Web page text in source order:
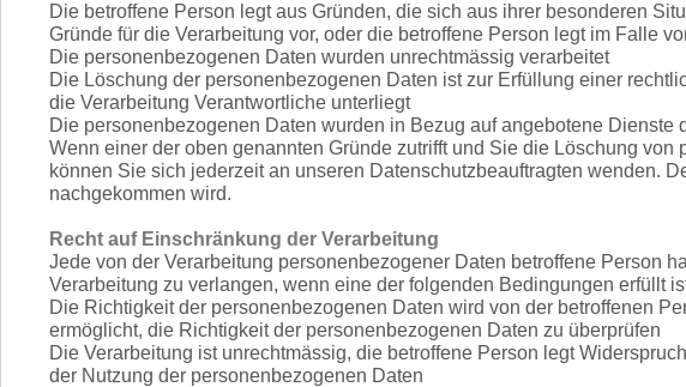
Die betroffene Person legt aus Gründen, die sich aus ihrer besonderen
Gründe für die Verarbeitung vor, oder die betroffene Person legt im Falle
Die personenbezogenen Daten wurden unrechtmässig verarbeitet
Die Löschung der personenbezogenen Daten ist zur Erfüllung einer
die Verarbeitung Verantwortliche unterliegt
Die personenbezogenen Daten wurden in Bezug auf angebotene
Wenn einer der oben genannten Gründe zutrifft und Sie die Löschung
können Sie sich jederzeit an unseren Datenschutzbeauftragten wenden.
nachgekommen wird.
Recht auf Einschränkung der Verarbeitung
Jede von der Verarbeitung personenbezogener Daten betroffene Person
Verarbeitung zu verlangen, wenn eine der folgenden Bedingungen erfüllt
Die Richtigkeit der personenbezogenen Daten wird von der betroffenen
ermöglicht, die Richtigkeit der personenbezogenen Daten zu überprüfen
Die Verarbeitung ist unrechtmässig, die betroffene Person legt
der Nutzung der personenbezogenen Daten